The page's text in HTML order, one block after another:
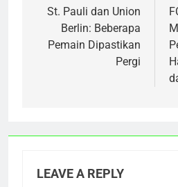
navigation
St. Pauli dan Union
Berlin: Beberapa
Pemain Dipastikan
Pergi
LEAVE A REPLY